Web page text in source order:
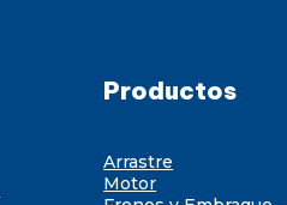
Productos
Arrastre
Motor